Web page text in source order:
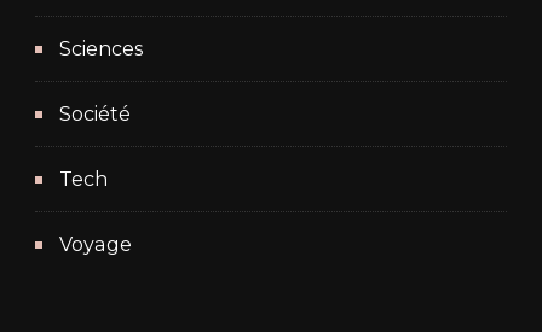
Sciences
Société
Tech
Voyage